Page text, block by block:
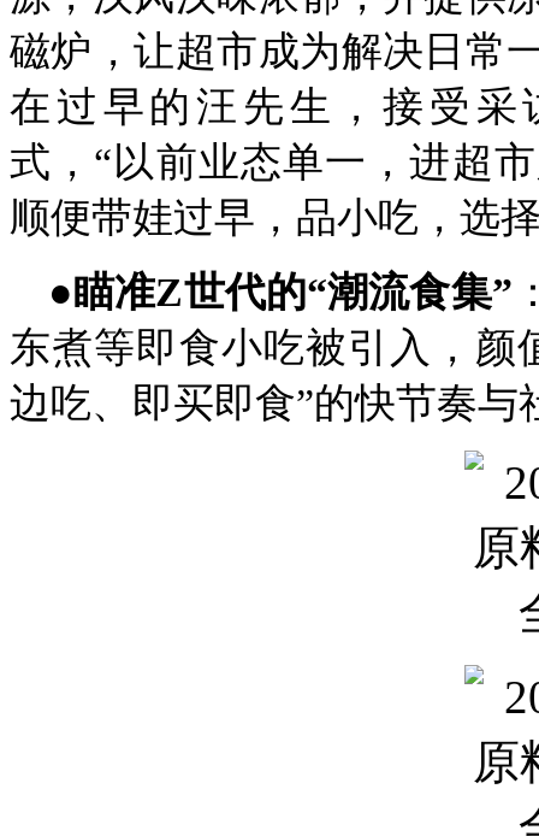
磁炉，让超市成为解决日常
在过早的汪先生，接受
式，“以前业态单一，进超
顺便带娃过早，品小吃，选
●瞄准Z世代的“潮流食集”
东煮等即食小吃被引入，颜
边吃、即买即食”的快节奏与